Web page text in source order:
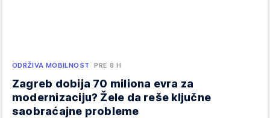
ODRŽIVA MOBILNOST PRE 8 H
Zagreb dobija 70 miliona evra za
modernizaciju? Žele da reše ključne
saobraćajne probleme